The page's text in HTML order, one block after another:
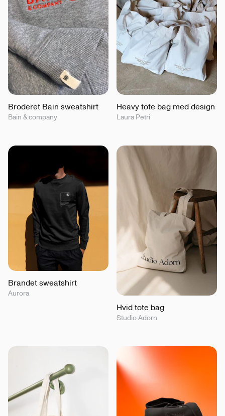
Broderet Bain sweatshirt
Bain & company
Heavy tote bag med design
Laura Petri
Brandet sweatshirt
Aurora
Hvid tote bag
Studio Adorn